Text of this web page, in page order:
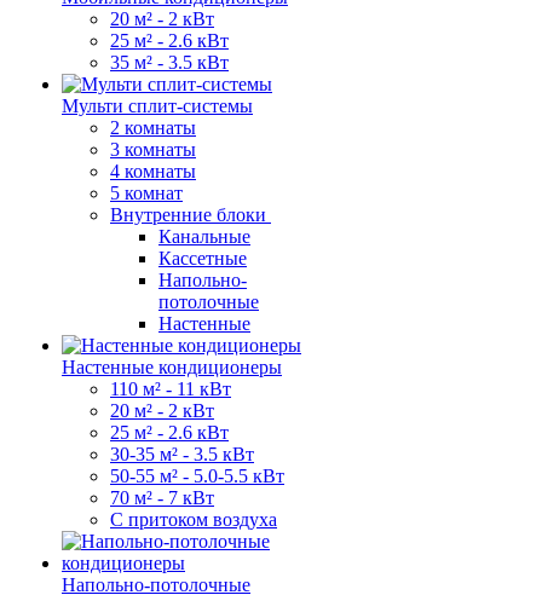
20 м² - 2 кВт
25 м² - 2.6 кВт
35 м² - 3.5 кВт
Мульти сплит-системы
2 комнаты
3 комнаты
4 комнаты
5 комнат
Внутренние блоки
Канальные
Кассетные
Напольно-
потолочные
Настенные
Настенные кондиционеры
110 м² - 11 кВт
20 м² - 2 кВт
25 м² - 2.6 кВт
30-35 м² - 3.5 кВт
50-55 м² - 5.0-5.5 кВт
70 м² - 7 кВт
С притоком воздуха
Напольно-потолочные